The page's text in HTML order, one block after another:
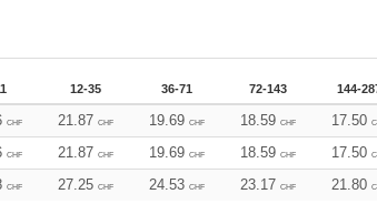
12-35 36-71 72-143 144-
CHF 21.87CHF 19.69CHF 18.59CHF 17.50
CHF 21.87CHF 19.69CHF 18.59CHF 17.50
CHF 27.25CHF 24.53CHF 23.17CHF 21.80